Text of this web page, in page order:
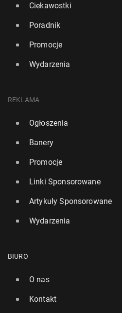
Ciekawostki
Poradnik
Promocje
Wydarzenia
REKLAMA
Ogłoszenia
Banery
Promocje
Linki Sponsorowane
Artykuły Sponsorowane
Wydarzenia
BIURO
O nas
Kontakt